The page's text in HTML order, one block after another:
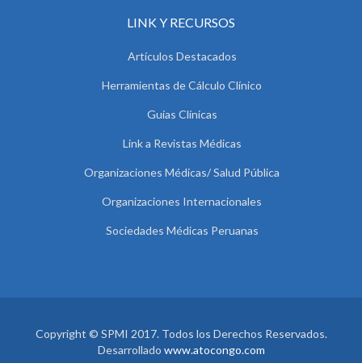
LINK Y RECURSOS
Artículos Destacados
Herramientas de Cálculo Clínico
Guías Clínicas
Link a Revistas Médicas
Organizaciones Médicas/ Salud Pública
Organizaciones Internacionales
Sociedades Médicas Peruanas
Copyright © SPMI 2017. Todos los Derechos Reservados.
Desarrollado www.atocongo.com